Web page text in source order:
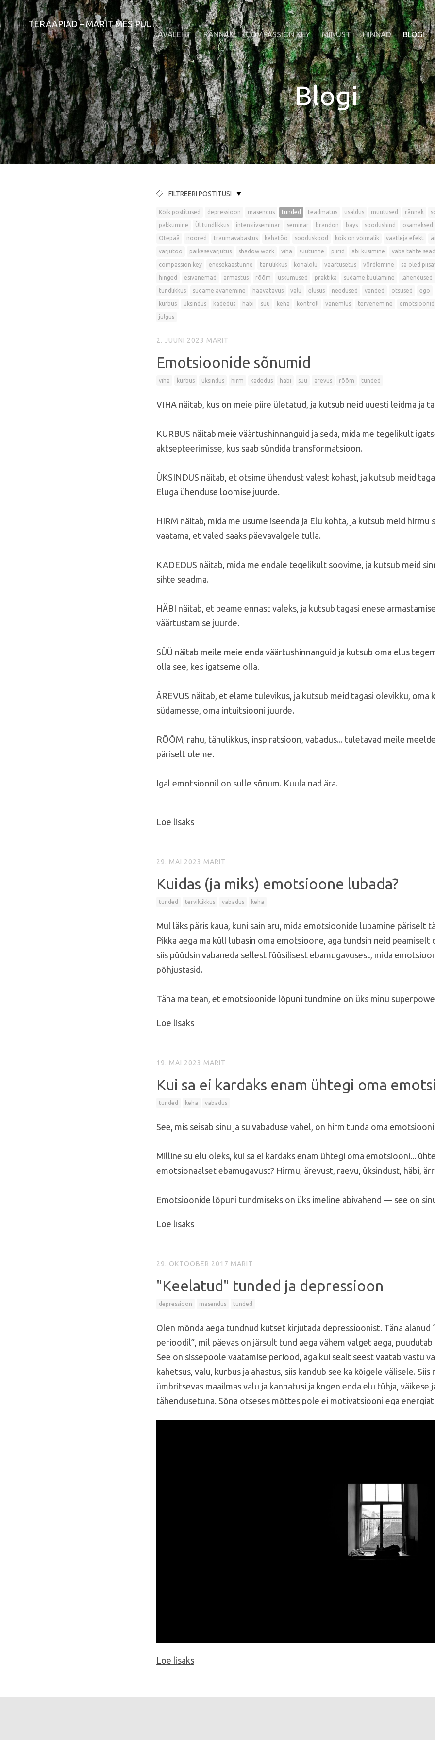
TERAAPIAD – MARIT MESIPUU
AVALEHT RÄNNAK COMPASSION KEY MINUST HINNAD BLOGI
Blogi
FILTREERI POSTITUSI
Kõik postitused depressioon masendus tunded teadmatus usaldus muutused rännak
pakkumine Ülitundlikkus intensiivseminar seminar brandon bays soodushind osamaksed
Otepää noored traumavabastus kehatöö sooduskood kõik on võimalik vaatleja efekt
varjutöö päikesevarjutus shadow work viha süütunne piirid abi küsimine vaba tahte
compassion key enesekaastunne tänulikkus kohalolu väärtusetus võrdlemine sa oled
hinged esivanemad armastus rõõm uskumused praktika südame kuulamine lahendused
tundlikkus südame avanemine haavatavus valu elusus needused vanded otsused ego
kurbus üksindus kadedus häbi süü keha kontroll vanemlus tervenemine emotsioonid
julgus
2. JUUNI 2023 MARIT
Emotsioonide sõnumid
viha kurbus üksindus hirm kadedus häbi süü ärevus rõõm tunded
VIHA näitab, kus on meie piire ületatud, ja kutsub neid uuesti leidma ja
KURBUS näitab meie väärtushinnanguid ja seda, mida me tegelikult
aktsepteerimisse, kus saab sündida transformatsioon.
ÜKSINDUS näitab, et otsime ühendust valest kohast, ja kutsub meid
Eluga ühenduse loomise juurde.
HIRM näitab, mida me usume iseenda ja Elu kohta, ja kutsub meid hirmu
vaatama, et valed saaks päevavalgele tulla.
KADEDUS näitab, mida me endale tegelikult soovime, ja kutsub meid
sihte seadma.
HÄBI näitab, et peame ennast valeks, ja kutsub tagasi enese
väärtustamise juurde.
SÜÜ näitab meile meie enda väärtushinnanguid ja kutsub oma elus
olla see, kes igatseme olla.
ÄREVUS näitab, et elame tulevikus, ja kutsub meid tagasi olevikku, oma
südamesse, oma intuitsiooni juurde.
RÕÕM, rahu, tänulikkus, inspiratsioon, vabadus... tuletavad meile
päriselt oleme.
Igal emotsioonil on sulle sõnum. Kuula nad ära.
Loe lisaks
29. MAI 2023 MARIT
Kuidas (ja miks) emotsioone lubada?
tunded terviklikkus vabadus keha
Mul läks päris kaua, kuni sain aru, mida emotsioonide lubamine päriselt
Pikka aega ma küll lubasin oma emotsioone, aga tundsin neid peamiselt
siis püüdsin vabaneda sellest füüsilisest ebamugavusest, mida
põhjustasid.
Täna ma tean, et emotsioonide lõpuni tundmine on üks minu
Loe lisaks
19. MAI 2023 MARIT
Kui sa ei kardaks enam ühtegi oma
tunded keha vabadus
See, mis seisab sinu ja su vabaduse vahel, on hirm tunda oma
Milline su elu oleks, kui sa ei kardaks enam ühtegi oma emotsiooni...
emotsionaalset ebamugavust? Hirmu, ärevust, raevu, üksindust, häbi,
Emotsioonide lõpuni tundmiseks on üks imeline abivahend — see on
Loe lisaks
29. OKTOOBER 2017 MARIT
"Keelatud" tunded ja depressioon
depressioon masendus tunded
Olen mõnda aega tundnud kutset kirjutada depressioonist. Täna alanud
perioodil”, mil päevas on järsult tund aega vähem valget aega,
See on sissepoole vaatamise periood, aga kui sealt seest vaatab vastu
kahetsus, valu, kurbus ja ahastus, siis kandub see ka kõigele välisele. Siis
ümbritsevas maailmas valu ja kannatusi ja kogen enda elu tühja, väikese
tähendusetuna. Sõna otseses mõttes pole ei motivatsiooni ega
Loe lisaks